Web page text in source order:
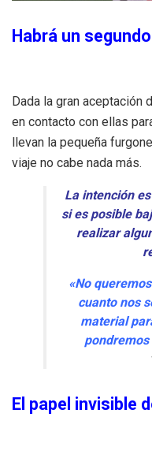
Habrá un
Dada la gran aceptación
en contacto con ellas
llevan la pequeña
viaje no cabe nada más.
La intención
si es posible
realizar
«No
cuanto nos
material
El papel invisible